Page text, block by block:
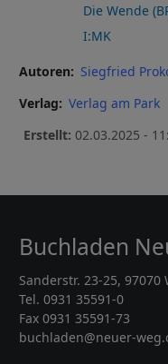
Die Wende
I:MK
Autoren
Siegfried
Verlag
Verlag am Park
Erstellt: 02.03.2025 -
Buchladen
Sanderstr. 23-25, 97070
Tel. 0931 35591-0
Fax 0931 35591-73
buchladen@neuer-